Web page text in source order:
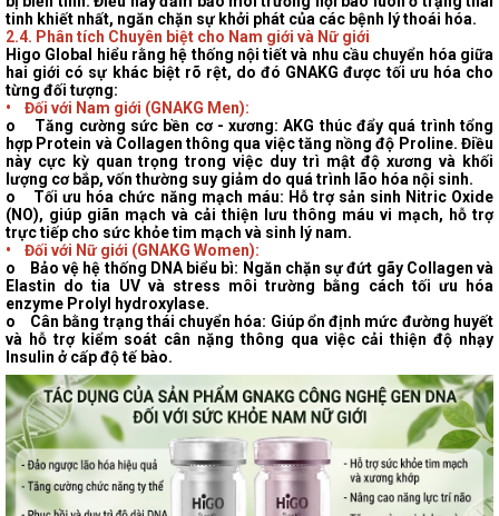
tinh khiết nhất, ngăn chặn sự khởi phát của các bệnh lý thoái hóa.
2.4. Phân tích Chuyên biệt cho Nam giới và Nữ giới
Higo Global hiểu rằng hệ thống nội tiếtvà nhu cầu chuyển hóa giữa
hai giới có sự khác biệt rõ rệt, do đó GNAKG được tối ưu hóa cho
từng đối tượng:
• Đối với Nam giới (GNAKG Men):
o Tăng cường sức bền cơ - xương: AKG thúc đẩy quá trình tổng
hợp Protein và Collagen thông qua việc tăng nồng độ Proline. Điều
này cực kỳ quan trọng trong việc duy trì mật độ xương và khối
lượng cơ bắp, vốn thường suy giảm do quá trình lão hóa nội sinh.
o
Tối ưu hóa chức năng mạch máu: Hỗ trợ sản sinh Nitric Oxide
(NO), giúp giãn mạch và cải thiện lưu thông máu vi mạch, hỗ trợ
trực tiếp cho sức khỏe tim mạch và sinh lý nam.
• Đối với Nữ giới (GNAKG Women):
o
Bảo vệ hệ thống DNA biểu bì: Ngăn chặn sự đứt gãy Collagen và
Elastin do tia UV và stress môi trường bằng cách tối ưu hóa
enzyme Prolyl hydroxylase.
o Cân bằng trạng thái chuyển hóa: Giúp ổn định mức đường huyết
và hỗ trợ kiểm soát cân nặng thông qua việc cải thiện độ nhạy
Insulin ở cấp độ tế bào.